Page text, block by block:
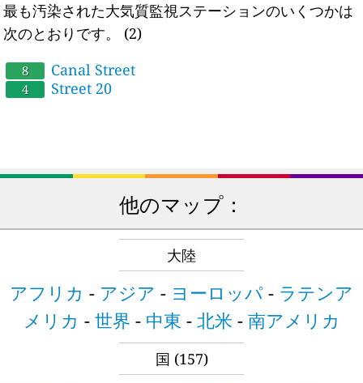
最も汚染された大気質監視ステーションのいくつかは
次のとおりです。
(2)
8 Canal Street
4 Street 20
他のマップ：
大陸
アフリカ - アジア - ヨーロッパ - ラテンア
メリカ - 世界 - 中東 - 北米 - 南アメリカ
国 (157)